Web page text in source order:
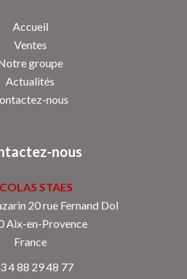
Accueil
Ventes
groupe
Actualités
nous
nous
STAES
20 rue Fernand Dol
Aix-en-Provence
France
4 88 29 48 77